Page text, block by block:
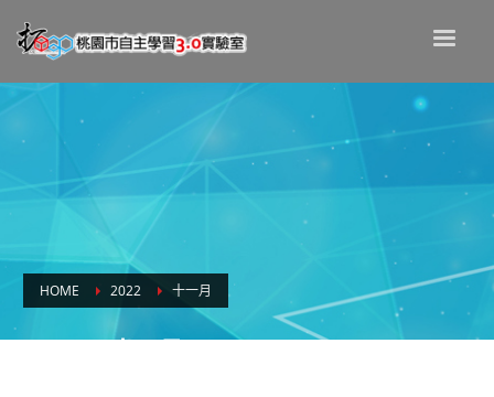
HOME 2022 十一月
Month: 十一月 2022